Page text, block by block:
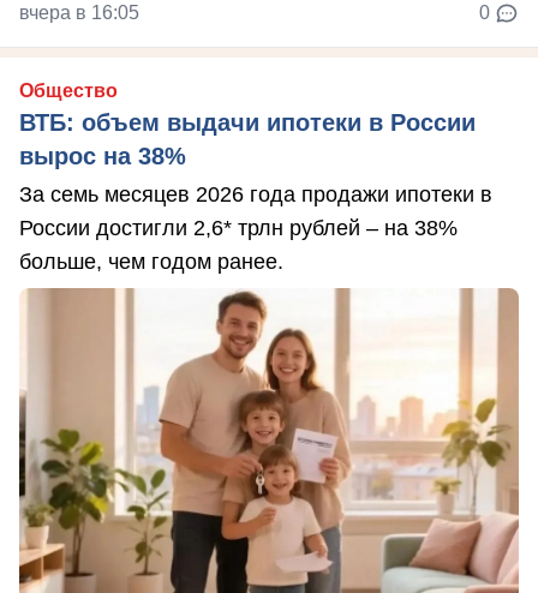
вчера в 16:05 0
Общество
ВТБ: объем выдачи ипотеки в России
вырос на 38%
За семь месяцев 2026 года продажи ипотеки в
России достигли 2,6* трлн рублей – на 38%
больше, чем годом ранее.